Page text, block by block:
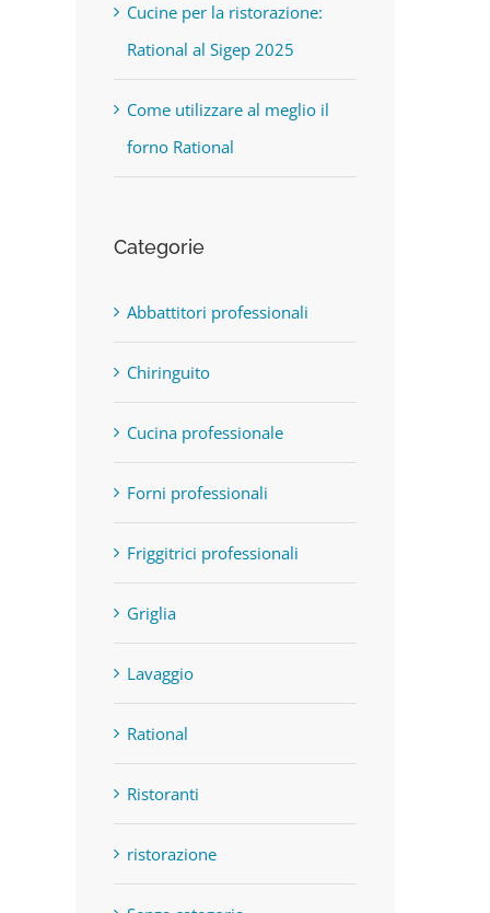
Cucine per la ristorazione:
Rational al Sigep 2025
Come utilizzare al meglio il
forno Rational
Categorie
Abbattitori professionali
Chiringuito
Cucina professionale
Forni professionali
Friggitrici professionali
Griglia
Lavaggio
Rational
Ristoranti
ristorazione